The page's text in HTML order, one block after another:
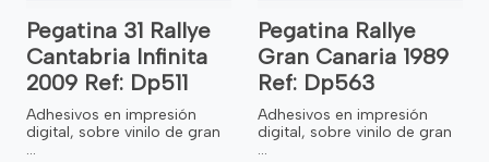
Pegatina 31 Rallye
Cantabria Infinita
2009 Ref: Dp511
Adhesivos en impresión
digital, sobre vinilo de gran
...
Pegatina Rallye
Gran Canaria 1989
Ref: Dp563
Adhesivos en impresión
digital, sobre vinilo de gran
...